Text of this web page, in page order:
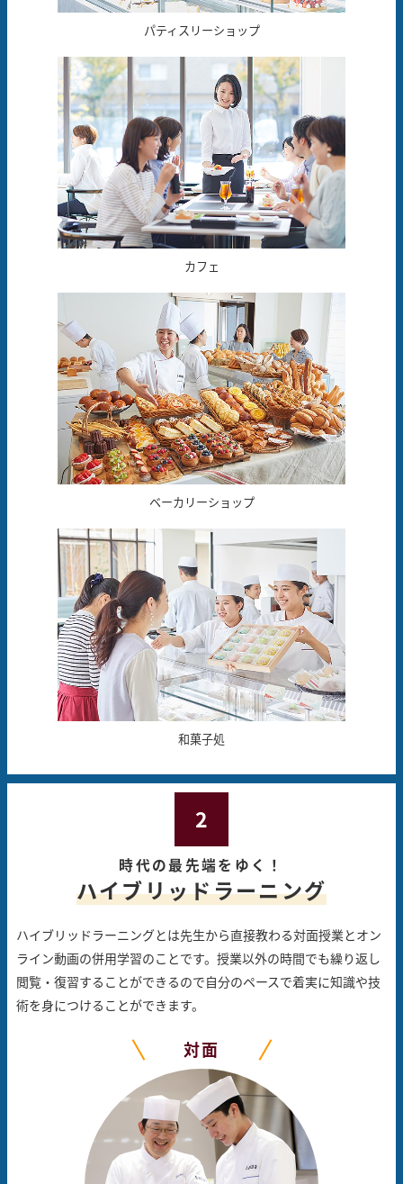
パティスリーショップ
カフェ
ベーカリーショップ
和菓子処
2
時代の最先端をゆく！
ハイブリッドラーニング
ハイブリッドラーニングとは先生から直接教わる対面授業とオン
ライン動画の併用学習のことです。 授業以外の時間でも繰り返し
閲覧・復習することができるので自分のペースで着実に知識や技
術を身につけることができます。
対面